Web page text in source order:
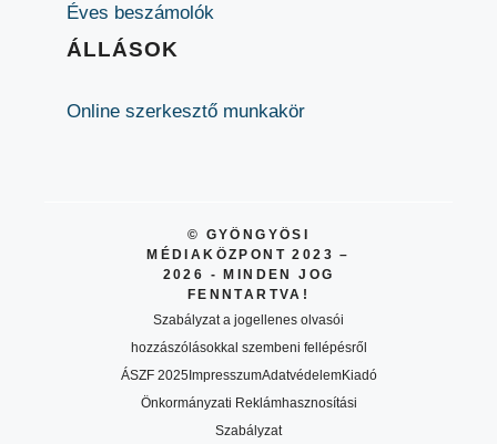
Éves beszámolók
ÁLLÁSOK
Online szerkesztő munkakör
© GYÖNGYÖSI
MÉDIAKÖZPONT 2023 –
2026 - MINDEN JOG
FENNTARTVA!
Szabályzat a jogellenes olvasói
hozzászólásokkal szembeni fellépésről
ÁSZF 2025ImpresszumAdatvédelemKiadó
Önkormányzati Reklámhasznosítási
Szabályzat